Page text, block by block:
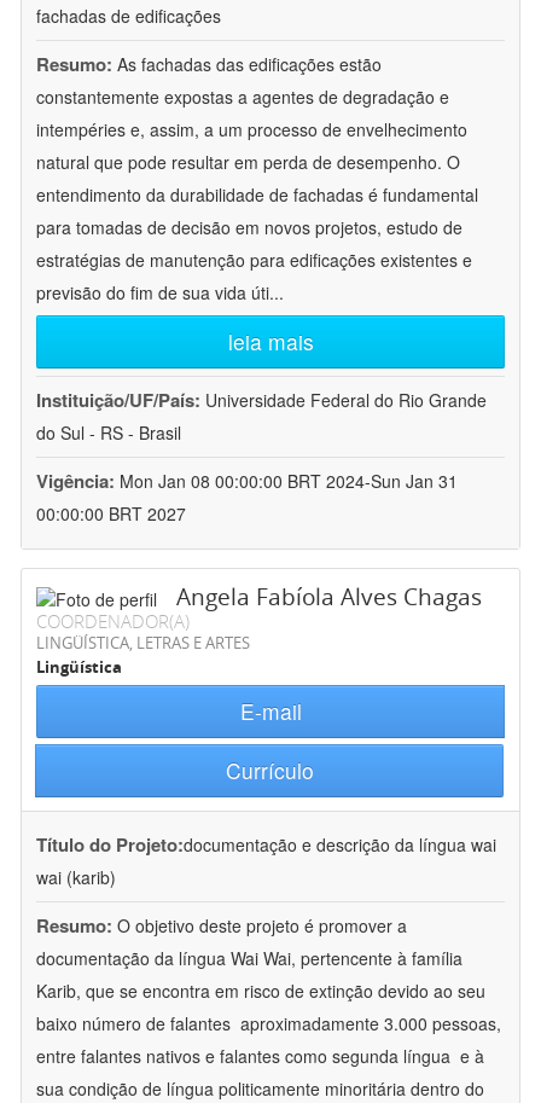
fachadas de edificações
Resumo: As fachadas das edificações estão
constantemente expostas a agentes de degradação e
intempéries e, assim, a um processo de envelhecimento
natural que pode resultar em perda de desempenho. O
entendimento da durabilidade de fachadas é fundamental
para tomadas de decisão em novos projetos, estudo de
estratégias de manutenção para edificações existentes e
previsão do fim de sua vida úti...
leia mais
Instituição/UF/País: Universidade Federal do Rio Grande
do Sul - RS - Brasil
Vigência: Mon Jan 08 00:00:00 BRT 2024-Sun Jan 31
00:00:00 BRT 2027
Angela Fabíola Alves Chagas
COORDENADOR(A)
LINGÜÍSTICA, LETRAS E ARTES
Lingüística
E-mail
Currículo
Título do Projeto:documentação e descrição da língua wai
wai (karib)
Resumo: O objetivo deste projeto é promover a
documentação da língua Wai Wai, pertencente à família
Karib, que se encontra em risco de extinção devido ao seu
baixo número de falantes  aproximadamente 3.000 pessoas,
entre falantes nativos e falantes como segunda língua  e à
sua condição de língua politicamente minoritária dentro do